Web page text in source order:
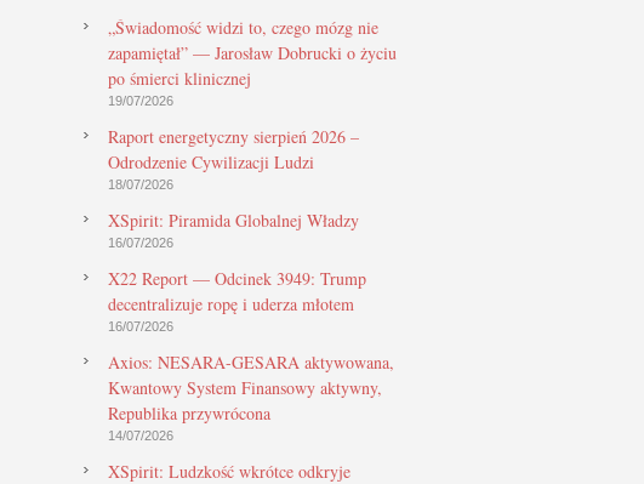
„Świadomość widzi to, czego mózg nie
zapamiętał” — Jarosław Dobrucki o życiu
po śmierci klinicznej
19/07/2026
Raport energetyczny sierpień 2026 –
Odrodzenie Cywilizacji Ludzi
18/07/2026
XSpirit: Piramida Globalnej Władzy
16/07/2026
X22 Report — Odcinek 3949: Trump
decentralizuje ropę i uderza młotem
16/07/2026
Axios: NESARA-GESARA aktywowana,
Kwantowy System Finansowy aktywny,
Republika przywrócona
14/07/2026
XSpirit: Ludzkość wkrótce odkryje